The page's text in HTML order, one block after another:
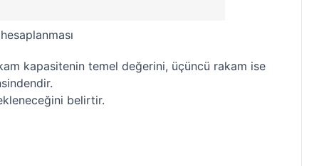
kapasitenin temel değerini, üçüncü rakam ise
belirtir.